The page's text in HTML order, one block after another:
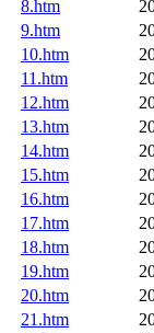
8.htm
9.htm
10.htm
11.htm
12.htm
13.htm
14.htm
15.htm
16.htm
17.htm
18.htm
19.htm
20.htm
21.htm